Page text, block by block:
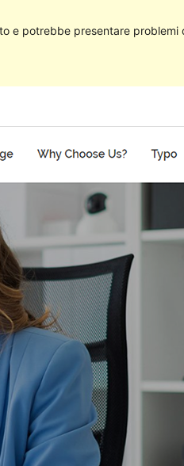
e potrebbe presentare
Ultimo aggiornamento
Installazioni attive
Versione PHP
Homepage del tema